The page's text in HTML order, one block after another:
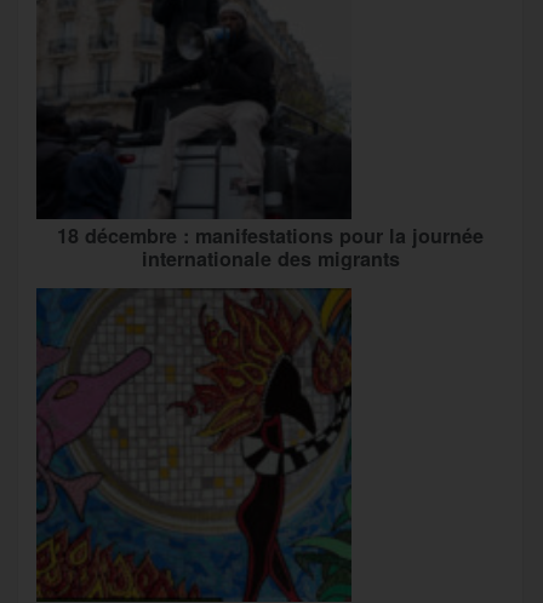
18 décembre : manifestations pour la journée
internationale des migrants